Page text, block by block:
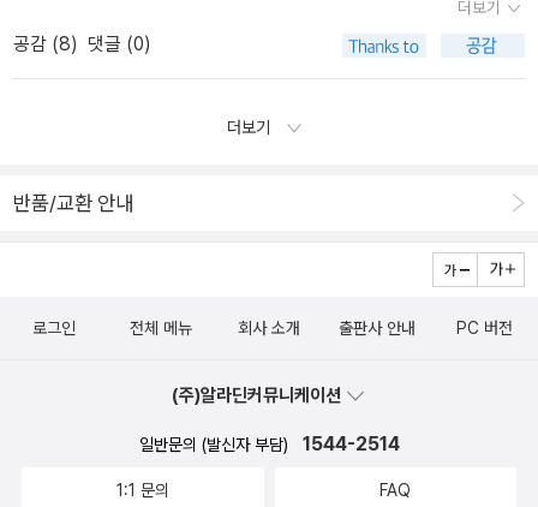
더보기
공감 (8) 댓글 (0)
더보기
반품/교환 안내
로그인 전체 메뉴 회사 소개 출판사 안내 PC 버전
(주)알라딘커뮤니케이션
일반문의 (발신자 부담) 1544-2514
1:1 문의 FAQ